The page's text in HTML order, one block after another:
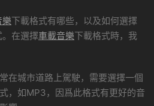
樂下載格式有哪些，以及如何選擇
在選擇車載音樂下載格式時，我
在城市道路上駕駛，需要選擇一個
，如MP3，因爲此格式有更好的音